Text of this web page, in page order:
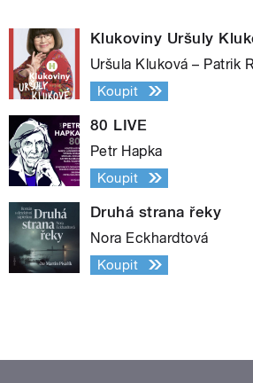
Klukoviny Uršuly
Uršula Kluková – Patrik
Koupit
80 LIVE
Petr Hapka
Koupit
Druhá strana řeky
Nora Eckhardtová
Koupit